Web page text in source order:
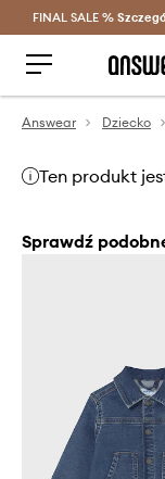
FINAL SALE %
Answear Dziecko
Ten produkt
Sprawdź